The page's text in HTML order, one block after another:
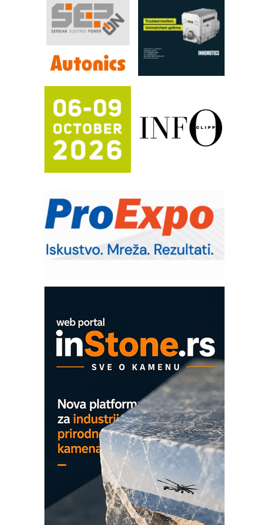
sistema
YAMADA pumpe – japanska
Filtration Group Industrial – Napredna
rešenja za filtraciju u hidrauličkim i
RILINEX kompanije Rittal
FANUC: Najbolje za vašu pametnu
automatizaciju
Efikasno upravljanje energijom
Automatizacija pakovanja · Display
(Shelf-Ready) omotnice
sistema
Trajna oznaka kao dugoročna korist
Bezbednost na prvom mestu!
SKF Y-ležajne jedinice za
era CNC merenja
OBO sistemi mrežastih nosača kablova
Proizvodnja iC7 Hybrid 1500 VDC
mrežnog pretvarača sa tečnim